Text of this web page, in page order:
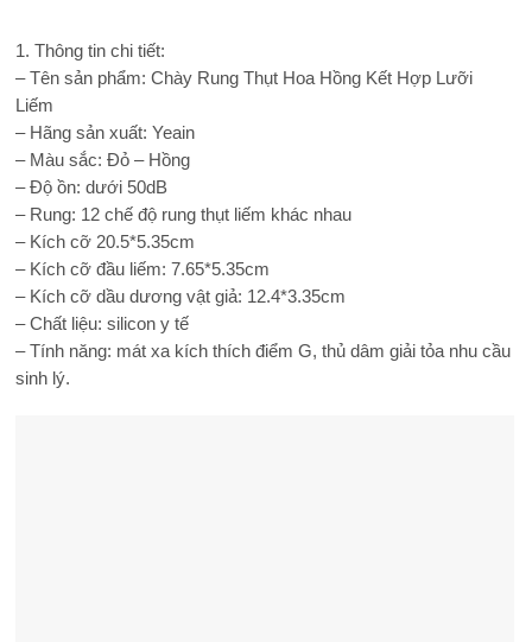
1. Thông tin chi tiết:
– Tên sản phẩm: Chày Rung Thụt Hoa Hồng Kết Hợp Lưỡi
Liếm
– Hãng sản xuất: Yeain
– Màu sắc: Đỏ – Hồng
– Độ ồn: dưới 50dB
– Rung: 12 chế độ rung thụt liếm khác nhau
– Kích cỡ 20.5*5.35cm
– Kích cỡ đầu liếm: 7.65*5.35cm
– Kích cỡ dầu dương vật giả: 12.4*3.35cm
– Chất liệu: silicon y tế
– Tính năng: mát xa kích thích điểm G, thủ dâm giải tỏa nhu cầu
sinh lý.